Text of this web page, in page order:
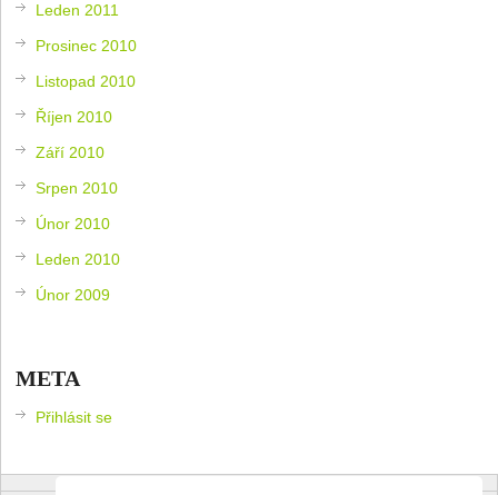
Leden 2011
Prosinec 2010
Listopad 2010
Říjen 2010
Září 2010
Srpen 2010
Únor 2010
Leden 2010
Únor 2009
META
Přihlásit se